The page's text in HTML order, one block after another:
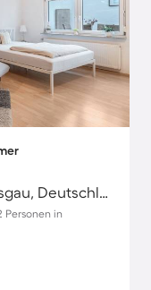
Munzingen, Freiburg im Breisgau, Deutschland
Personen in